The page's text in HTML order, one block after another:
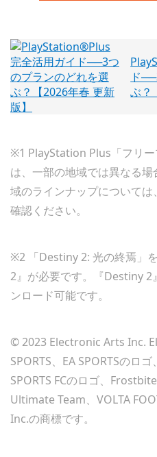
ド
ぶ？
※1 PlayStation Plus「フリ
は、一部の地域では異なる
域のラインナップについて
確認ください。
※2 「Destiny 2: 光の終焉」
2』が必要です。『Destiny 2
ンロード可能です。
© 2023 Electronic Arts Inc.
SPORTS、EA SPORTSのロゴ
SPORTS FCのロゴ、
Ultimate Team、VOLTA
Inc.の商標です。